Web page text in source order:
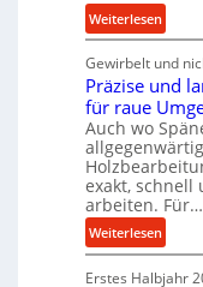
c
b
e
i
m
D
r
ü
c
k
p
Weiterlesen:
K
u
g
e
l
g
e
w
i
n
Gewirbelt und
Präzise und
für raue
Auch wo
exakt, schnell
arbeiten. Für…
Weiterlesen:
P
r
Erstes Halbjahr